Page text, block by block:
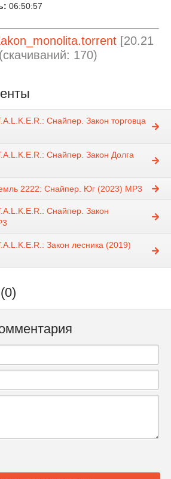
06:50:57
[20.21
170)
Снайпер. Закон торговца
Снайпер. Закон Долга
2222: Снайпер. Юг (2023) МР3
Снайпер. Закон
Закон лесника (2019)